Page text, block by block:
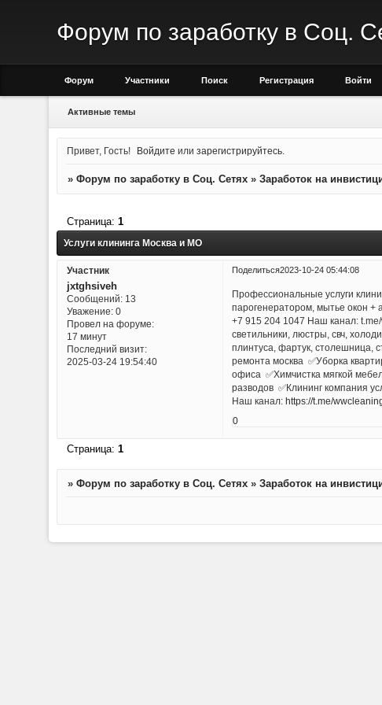
Форум по заработку в Соц.
Форум Участники Поиск Регистрация Войти
Активные темы
Привет, Гость! Войдите илизарегистрируйтесь
» Форум по заработку в Соц. Сетях » Заработок на
Услуги клининга Москва и МО
Страница: 1
Поделиться2023-10-24 05:44:08
Участник
jxtghsiveh
Сообщений:13
Уважение: 0
Провел на форуме:
17 минут
Последний визит:
2025-03-24 19:54:40
Профессиональные услуги
парогенератором, мытье окон +
+7 915 204 1047 Наш канал: t.me/
светильники, люстры, свч,
плинтуса, фартук, столешница,
ремонта москва ✅Уборка
офиса ✅Химчистка мягкой
разводов ✅Клининг компания
Наш канал:https://t.me/
0
Страница: 1
» Форум по заработку в Соц. Сетях » Заработок на